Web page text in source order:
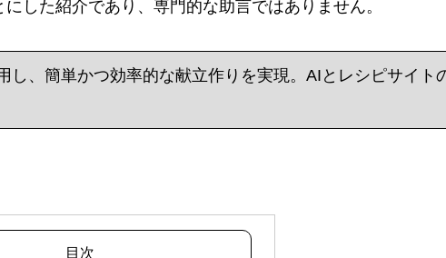
した紹介であり、専門的な助言ではありません。
し、簡単かつ効率的な献立作りを実現。AIとレシピサイト
目次